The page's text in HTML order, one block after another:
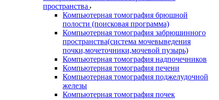
пространства
Компьютерная томография брюшной
полости (поисковая программа)
Компьютерная томография забрюшинного
пространства(система мочевыведения
почки,мочеточники,мочевой пузырь)
Компьютерная томография надпочечников
Компьютерная томография печени
Компьютерная томография поджелудочной
железы
Компьютерная томография почек